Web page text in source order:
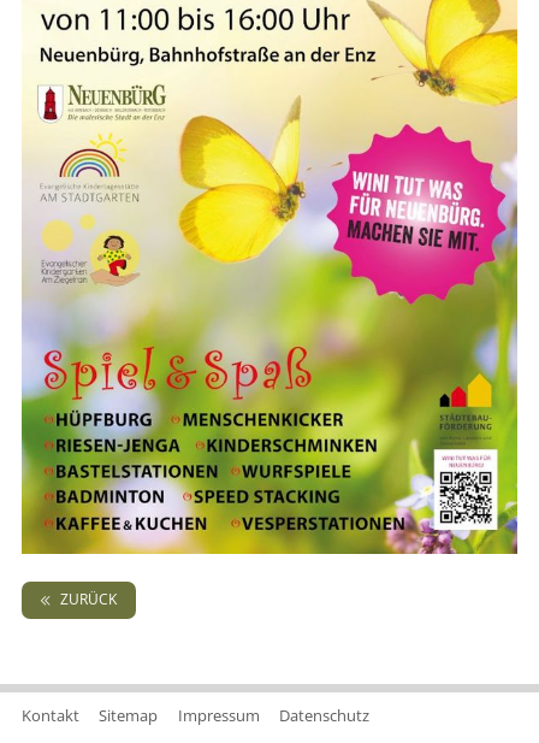
ZURÜCK
Kontakt Sitemap Impressum Datenschutz